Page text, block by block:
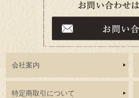
会社案内
特定商取引について